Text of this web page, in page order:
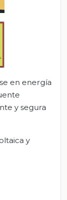
en energía
y segura
y